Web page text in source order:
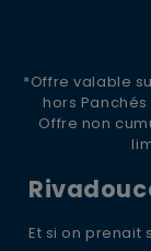
*Offre valable
hors
Offre non
Et si on prenait